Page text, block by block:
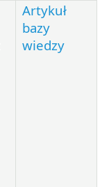
Artykuł
bazy
wiedzy